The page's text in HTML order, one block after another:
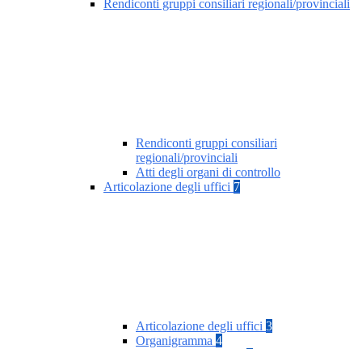
Rendiconti gruppi consiliari regionali/provinciali
Rendiconti gruppi consiliari
regionali/provinciali
Atti degli organi di controllo
Articolazione degli uffici 7
Articolazione degli uffici 3
Organigramma 4